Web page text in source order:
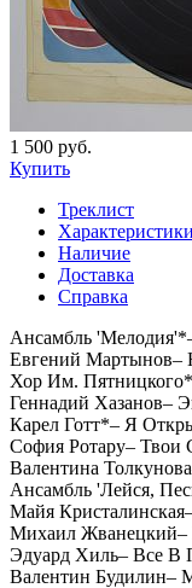
1 500 руб.
Купить
Треклист
Характеристики
Наличие
Доставка
Справка
Ансамбль
Евгений Мартынов–
Хор Им.
Геннадий Хазанов–
Карел Готт*– Я
София Ротару– Твои
Валентина
Ансамбль 'Лейся,
Майя
Михаил Жванецкий–
Эдуард Хиль– Все В
Валентин Будилин–